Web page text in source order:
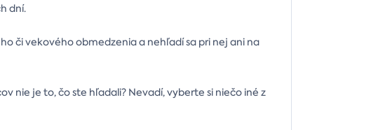
dní.
či vekového obmedzenia a nehľadí sa pri nej ani na
nie je to, čo ste hľadali? Nevadí, vyberte si niečo iné z